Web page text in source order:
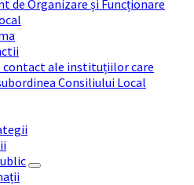
de Organizare și Funcționare
contact ale instituțiilor care
Consiliului Local